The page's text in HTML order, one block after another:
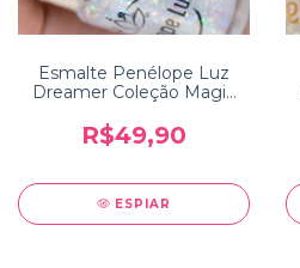
Esmalte Penélope Luz
Dreamer Coleção Magic
R$49,90
ESPIAR